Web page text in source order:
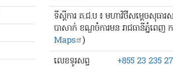
ទីស្ដីការ គ.ជ.ប ៖ មហាវិថីសម្ដេចសុធារស
បាសាក់ ខណ្ឌចំការមន រាជធានីភ្នំពេញ ក
Maps )
លេខ​ទូរសព្ទ
+855 23 235